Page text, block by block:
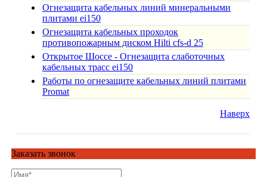
Огнезащита кабельных линий минеральными
плитами ei150
Огнезащита кабельных проходок
противопожарным диском Hilti cfs-d 25
Открытое Шоссе - Огнезащита слаботочных
кабельных трасс ei150
Работы по огнезащите кабельных линий плитами
Promat
Наверх
Заказать звонок